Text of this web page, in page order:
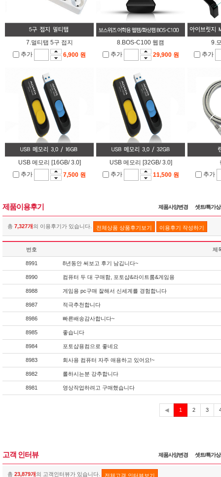
7.멀티탭 5구 접지
추가
6,900 원
8.BOS-C100 웹캠
추가
29,900 원
9.
추가
USB 메모리 [16GB/ 3.0]
추가
7,500 원
USB 메모리 [32GB/ 3.0]
추가
11,500 원
추가
제품이용후기 제품사양변경 셋트/특가
총 7,327개의 이용후기가 있습니다. 전체상품 상품후기보기 이용후기 작성하기
번호 제
8991 8년동안 써보고 후기 남깁니다~
8990 컴퓨터 두 대 구매함, 포토샵&라이트룸&게임용
8988 게임용 pc구매 잘해서 신세계를 경험합니다
8987 적극추천합니다
8986 빠른배송감사합니다~
8985 좋습니다
8984 포토샵용컴으로 좋네요
8983 회사용 컴퓨터 자주 애용하고 있어요!~
8982 롤하시는분 강추합니다
8981 영상작업하려고 구매했습니다
◀ 1
재
2 3
고객 인터뷰 제품사양변경 셋트/특가
총 23,879개의 고객인터뷰가 있습니다. 전체고객 인터뷰보기